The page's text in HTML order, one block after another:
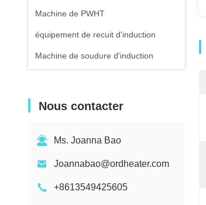
Machine de PWHT
équipement de recuit d'induction
Machine de soudure d'induction
par induction
Nous contacter
Ms. Joanna Bao
Joannabao@ordheater.com
+8613549425605